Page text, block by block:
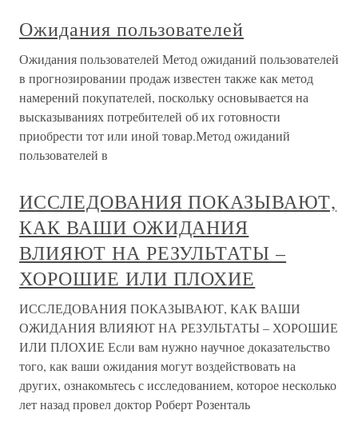
Ожидания пользователей
Ожидания пользователей Метод ожиданий пользователей
в прогнозировании продаж известен также как метод
намерений покупателей, поскольку основывается на
высказываниях потребителей об их готовности
приобрести тот или иной товар.Метод ожиданий
пользователей в
ИССЛЕДОВАНИЯ ПОКАЗЫВАЮТ,
КАК ВАШИ ОЖИДАНИЯ
ВЛИЯЮТ НА РЕЗУЛЬТАТЫ –
ХОРОШИЕ ИЛИ ПЛОХИЕ
ИССЛЕДОВАНИЯ ПОКАЗЫВАЮТ, КАК ВАШИ
ОЖИДАНИЯ ВЛИЯЮТ НА РЕЗУЛЬТАТЫ – ХОРОШИЕ
ИЛИ ПЛОХИЕ Если вам нужно научное доказательство
того, как ваши ожидания могут воздействовать на
других, ознакомьтесь с исследованием, которое несколько
лет назад провел доктор Роберт Розенталь